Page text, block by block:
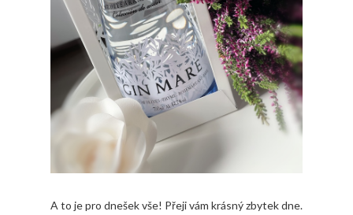
A to je pro dnešek vše! Přeji vám krásný zbytek dne.